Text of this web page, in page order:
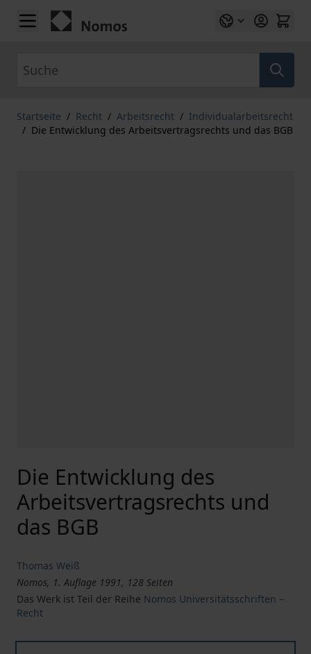
Zum Inhalt springen
Startseite / Recht / Arbeitsrecht / Individualarbeitsrecht
/ Die Entwicklung des Arbeitsvertragsrechts und das BGB
Die Entwicklung des
Arbeitsvertragsrechts und
das BGB
Thomas Weiß
Nomos, 1. Auflage 1991, 128 Seiten
Das Werk ist Teil der Reihe Nomos Universitätsschriften –
Recht